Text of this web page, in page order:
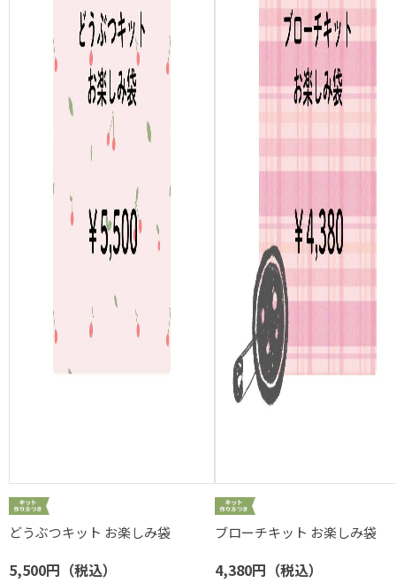
どうぶつキット お楽しみ袋
5,500円（税込）
ブローチキット お楽しみ袋
4,380円（税込）